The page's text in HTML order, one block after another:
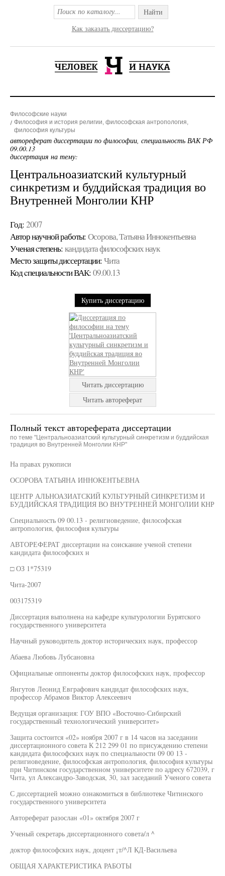
Найти
Как заказать диссертацию?
Философские науки
Философия и история религии, философская антропология,
философия культуры
автореферат диссертации по философии, специальность ВАК РФ
09.00.13
диссертация на тему:
Центральноазиатский культурный
синкретизм и буддийская традиция во
Внутренней Монголии КНР
Год: 2007
Автор научной работы: Осорова, Татьяна Иннокентьевна
Ученая cтепень: кандидата философских наук
Место защиты диссертации: Чита
Код cпециальности ВАК: 09.00.13
Купить диссертацию
Читать диссертацию
Читать автореферат
Полный текст автореферата диссертации
по теме "Центральноазиатский культурный синкретизм и буддийская
традиция во Внутренней Монголии КНР"
На правах рукописи
ОСОРОВА ТАТЬЯНА ИННОКЕНТЬЕВНА
ЦЕНТР АЛЬНОАЗИАТСКИЙ КУЛЬТУРНЫЙ СИНКРЕТИЗМ И
БУДДИЙСКАЯ ТРАДИЦИЯ ВО ВНУТРЕННЕЙ МОНГОЛИИ КНР
Специальность 09 00.13 - религиоведение, философская
антропология, философия культуры
АВТОРЕФЕРАТ диссертации на соискание ученой степени
кандидата философских н
□ ОЗ 1*75319
Чита-2007
003175319
Диссертация выполнена на кафедре культурологии Бурятского
государственного университета
Научный руководитель доктор исторических наук, профессор
Абаева Любовь Лубсановна
Официальные оппоненты доктор философских наук, профессор
Янгутов Леонид Евграфович кандидат философских наук,
профессор Абрамов Виктор Алексеевич
Ведущая организация: ГОУ ВПО «Восточно-Сибирский
государственный технологический университет»
Защита состоится «02» ноября 2007 г в 14 часов на заседании
диссертационного совета К 212 299 01 по присуждению степени
кандидата философских наук по специальности 09 00 13 -
религиоведение, философская антропология, философия культуры
при Читинском государственном университете по адресу 672039, г
Чита, ул Александро-Заводская, 30, зал заседаний Ученого совета
С диссертацией можно ознакомиться в библиотеке Читинского
государственного университета
Автореферат разослан «01» октября 2007 г
Ученый секретарь диссертационного совета/л ^
доктор философских наук, доцент ¡т/^Л КД-Васильева
ОБЩАЯ ХАРАКТЕРИСТИКА РАБОТЫ